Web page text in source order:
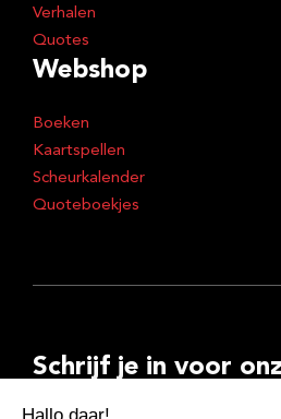
Verhalen
Quotes
Webshop
Boeken
Kaartspellen
Scheurkalender
Quoteboekjes
Schrijf je in voor